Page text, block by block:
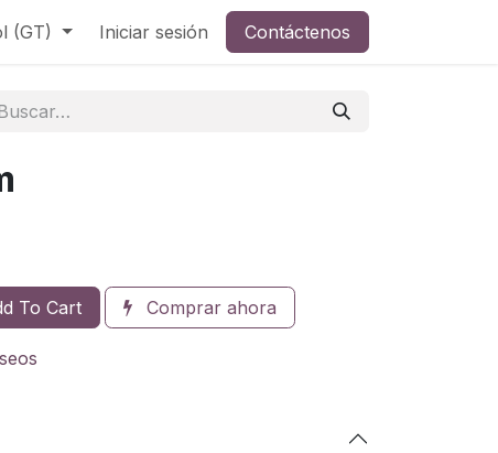
(GT) Iniciar sesión Contáctenos
To Cart Comprar ahora